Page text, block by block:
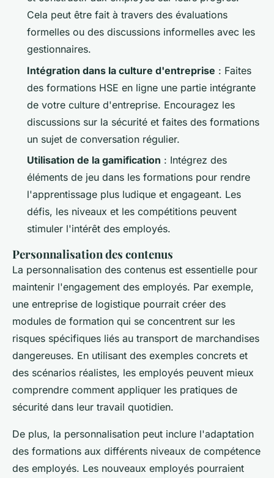
Cela peut être fait à travers des évaluations
formelles ou des discussions informelles avec les
gestionnaires.
Intégration dans la culture d'entreprise : Faites
des formations HSE en ligne une partie intégrante
de votre culture d'entreprise. Encouragez les
discussions sur la sécurité et faites des formations
un sujet de conversation régulier.
Utilisation de la gamification : Intégrez des
éléments de jeu dans les formations pour rendre
l'apprentissage plus ludique et engageant. Les
défis, les niveaux et les compétitions peuvent
stimuler l'intérêt des employés.
Personnalisation des contenus
La personnalisation des contenus est essentielle pour
maintenir l'engagement des employés. Par exemple,
une entreprise de logistique pourrait créer des
modules de formation qui se concentrent sur les
risques spécifiques liés au transport de marchandises
dangereuses. En utilisant des exemples concrets et
des scénarios réalistes, les employés peuvent mieux
comprendre comment appliquer les pratiques de
sécurité dans leur travail quotidien.
De plus, la personnalisation peut inclure l'adaptation
des formations aux différents niveaux de compétence
des employés. Les nouveaux employés pourraient